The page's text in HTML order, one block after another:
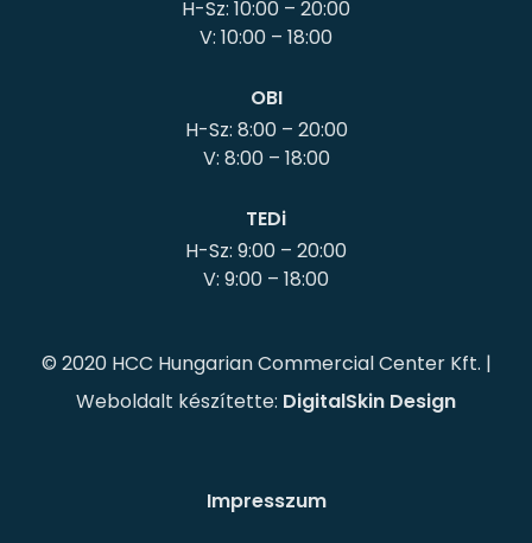
H-Sz: 10:00 – 20:00
OBI
H-Sz: 8:00 – 20:00
V: 8:00 – 18:00
TEDi
H-Sz: 9:00 – 20:00
© 2020 HCC Hungarian Commercial Center Kft. |
Weboldalt készítette: DigitalSkin Design
Impresszum